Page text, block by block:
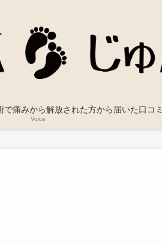
で痛みから解放された方から届いた口コミ
Voice